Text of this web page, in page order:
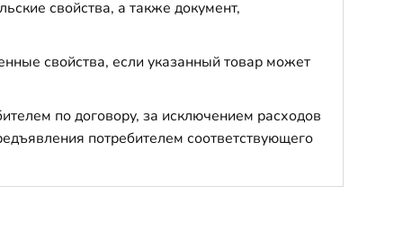
свойства, а также документ,
свойства, если указанный товар может
по договору, за исключением расходов
потребителем соответствующего